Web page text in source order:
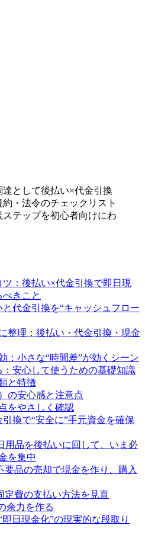
として後払い×代金引換
・法令のチェックリスト
テップを初心者向けにわ
：後払い×代金引換で即日現
きこと
代金引換を“キャッシュフロー
整理：後払い・代金引換・現金
：小さな“時間差”が効くシーン
安心して使うための基礎知識
と特徴
の安心感と注意点
をやさしく確認
換で“安全に”手元資金を確保
用品を後払いに回して、いま必
を集中
要品の売却で現金を作り、購入
定費の支払い方法を見直
余力を作る
日現金化”の現実的な段取り